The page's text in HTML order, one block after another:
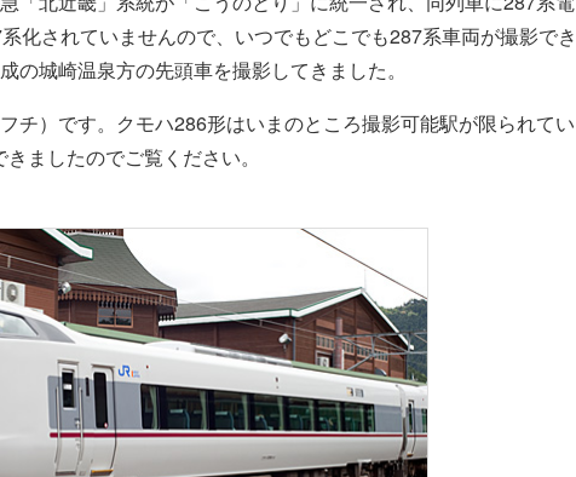
化されていませんので、いつでもどこでも287系車両が撮影でき
の城崎温泉方の先頭車を撮影してきました。
チ）です。クモハ286形はいまのところ撮影可能駅が限られてい
ましたのでご覧ください。